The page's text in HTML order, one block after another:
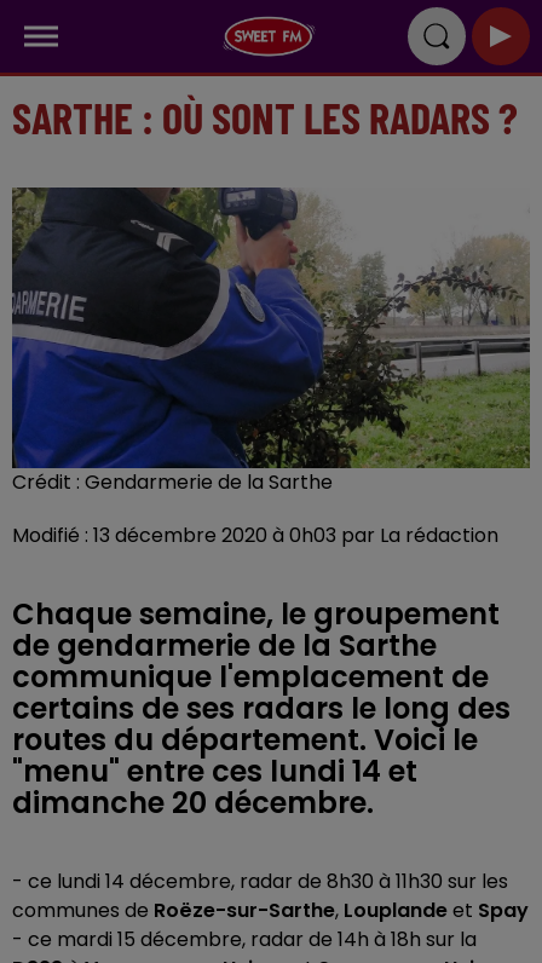
SARTHE : OÙ SONT LES RADARS ?
Crédit : Gendarmerie de la Sarthe
Modifié : 13 décembre 2020 à 0h03 par La rédaction
Chaque semaine, le groupement
de gendarmerie de la Sarthe
communique l'emplacement de
certains de ses radars le long des
routes du département. Voici le
"menu" entre ces lundi 14 et
dimanche 20 décembre.
- ce lundi 14 décembre, radar de 8h30 à 11h30 sur les
communes de Roëze-sur-Sarthe, Louplandeet Spay
- ce mardi 15 décembre, radar de 14h à 18h sur la